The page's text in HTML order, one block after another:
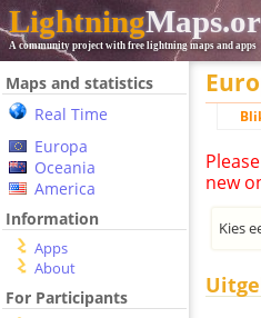
Lightning
A community project with free lightning maps and apps
Maps and statistics
Real Time
Europa
Oceania
America
Information
Apps
About
For Participants
new
Kies